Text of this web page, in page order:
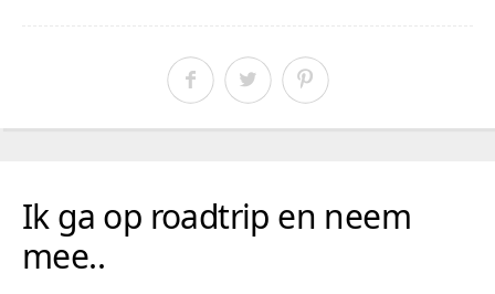
Ik ga op roadtrip en neem
mee..